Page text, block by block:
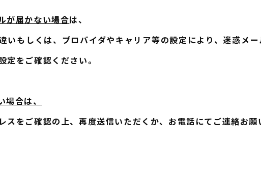
が届かない場合は、
いもしくは、プロバイダやキャリア等の設定により、迷惑メ
定をご確認ください。
場合は、
スをご確認の上、再度送信いただくか、お電話にてご連絡お願